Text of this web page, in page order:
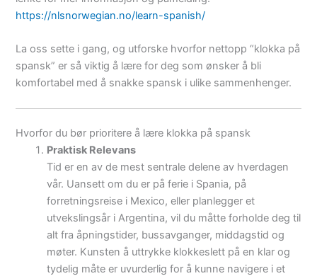
https://nlsnorwegian.no/learn-spanish/
La oss sette i gang, og utforske hvorfor nettopp “klokka på
spansk” er så viktig å lære for deg som ønsker å bli
komfortabel med å snakke spansk i ulike sammenhenger.
Hvorfor du bør prioritere å lære klokka på spansk
Praktisk Relevans
Tid er en av de mest sentrale delene av hverdagen
vår. Uansett om du er på ferie i Spania, på
forretningsreise i Mexico, eller planlegger et
utvekslingsår i Argentina, vil du måtte forholde deg til
alt fra åpningstider, bussavganger, middagstid og
møter. Kunsten å uttrykke klokkeslett på en klar og
tydelig måte er uvurderlig for å kunne navigere i et